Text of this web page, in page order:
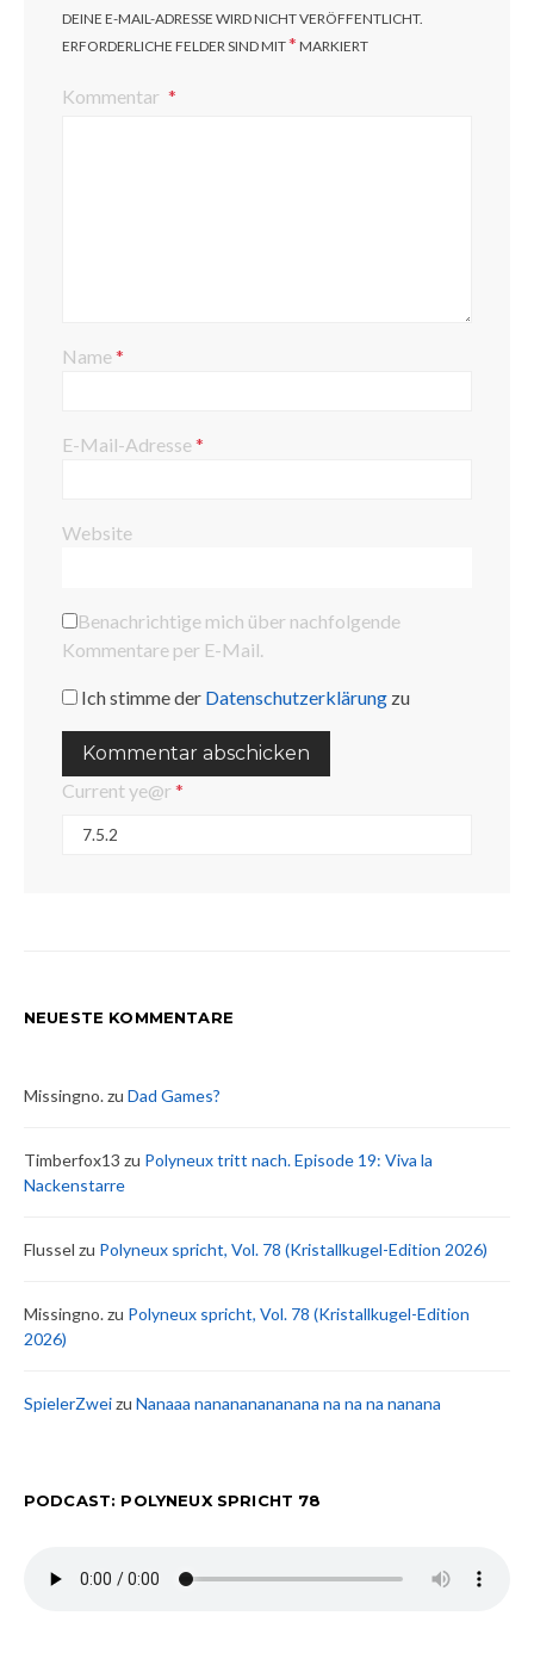
DEINE E-MAIL-ADRESSE WIRD NICHT VERÖFFENTLICHT.
ERFORDERLICHE FELDER SIND MIT* MARKIERT
Kommentar
Name*
E-Mail-Adresse*
Website
Benachrichtige mich über nachfolgende
Kommentare per E-Mail.
Ich stimme der Datenschutzerklärung zu
Current ye@r *
NEUESTE KOMMENTARE
Missingno.zu Dad Games?
Timberfox13 zu Polyneux tritt nach. Episode 19: Viva la
Nackenstarre
Flussel zu Polyneux spricht, Vol. 78 (Kristallkugel-Edition 2026)
Missingno.zu Polyneux spricht, Vol. 78 (Kristallkugel-Edition
2026)
SpielerZweizu Nanaaa nanananananana na na na nanana
PODCAST: POLYNEUX SPRICHT 78